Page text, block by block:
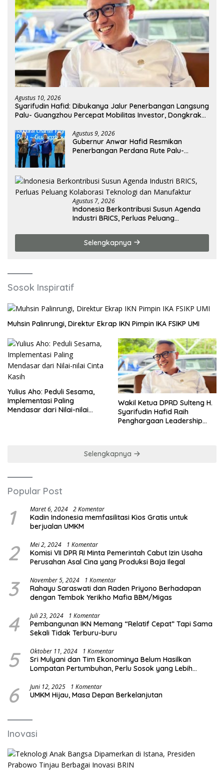
Agustus 10, 2026
Syarifudin Hafid: Dibukanya Jalur Penerbangan Langsung
Palu- Guangzhou Percepat Mobilitas Investor, Dongkrak
Agustus 9, 2026
Gubernur Anwar Hafid Resmikan
Penerbangan Perdana Rute Palu-
Agustus 7, 2026
Indonesia Berkontribusi Susun Agenda
Industri BRICS, Perluas Peluang
Selengkapnya
Sosok Inspiratif
Muhsin Palinrungi, Direktur Ekrap IKN Pimpin IKA FSIKP UMI
Yulius Aho: Peduli Sesama,
Implementasi Paling
Mendasar dari Nilai-nilai
Wakil Ketua DPRD Sulteng H.
Syarifudin Hafid Raih
Penghargaan Leadership
Selengkapnya
Popular Post
1 Maret 6, 2024 2 Komentar
Kadin Indonesia memfasilitasi Kios Gratis untuk
berjualan UMKM
2 Mei 2, 2024 1 Komentar
Komisi VII DPR RI Minta Pemerintah Cabut Izin Usaha
Perusahan Asal Cina yang Produksi Baja Ilegal
3 November 5, 2024 1 Komentar
Rahayu Saraswati dan Raden Priyono Berhadapan
dengan Tembok Yerikho Mafia BBM/Migas
4 Juli 23, 2024 1 Komentar
Pembangunan IKN Memang “Relatif Cepat” Tapi Sama
Sekali Tidak Terburu-buru
5 Oktober 11, 2024 1 Komentar
Sri Mulyani dan Tim Ekonominya Belum Hasilkan
Lompatan Pertumbuhan, Perlu Sosok yang Lebih
6 Juni 12, 2025 1 Komentar
UMKM Hijau, Masa Depan Berkelanjutan
Inovasi